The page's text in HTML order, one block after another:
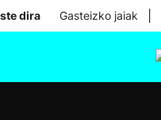
dira Gasteizko jaiak